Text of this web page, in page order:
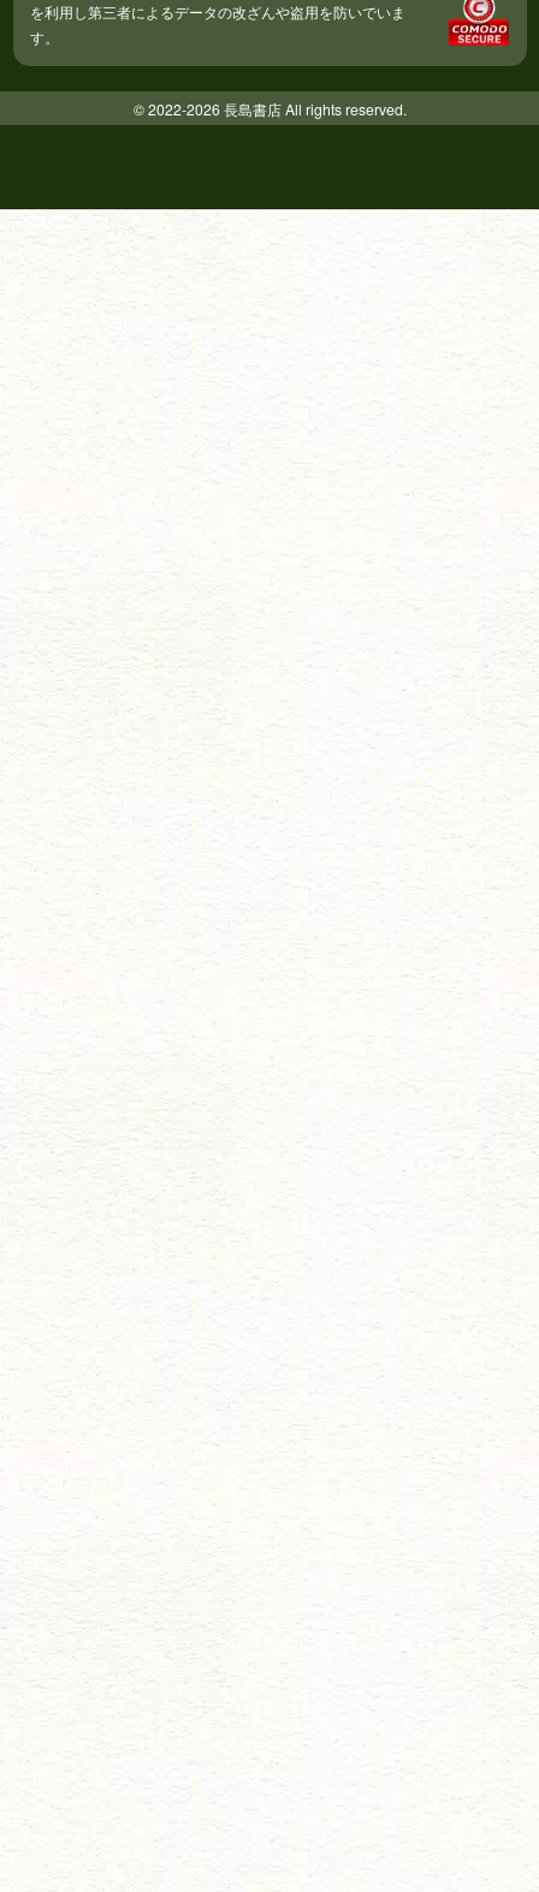
を利用し第三者によるデータの改ざんや盗用を防いでいま
す。
© 2022-2026 長島書店 All rights reserved.